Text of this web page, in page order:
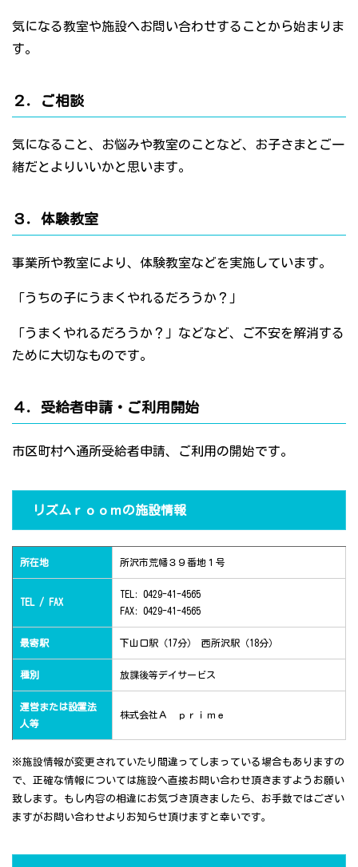
気になる教室や施設へお問い合わせすることから始まりま
す。
２．ご相談
気になること、お悩みや教室のことなど、お子さまとご一
緒だとよりいいかと思います。
３．体験教室
事業所や教室により、体験教室などを実施しています。
「うちの子にうまくやれるだろうか？」
「うまくやれるだろうか？」などなど、ご不安を解消する
ために大切なものです。
４．受給者申請・ご利用開始
市区町村へ通所受給者申請、ご利用の開始です。
リズムｒｏｏｍの施設情報
所在地 所沢市荒幡３９番地１号
TEL / FAX
TEL: 0429-41-4565
FAX: 0429-41-4565
最寄駅 下山口駅（17分） 西所沢駅（18分）
種別 放課後等デイサービス
運営または設置法
人等
株式会社Ａ ｐｒｉｍｅ
※施設情報が変更されていたり間違ってしまっている場合もありますの
で、正確な情報については施設へ直接お問い合わせ頂きますようお願い
致します。もし内容の相違にお気づき頂きましたら、お手数ではござい
ますがお問い合わせよりお知らせ頂けますと幸いです。